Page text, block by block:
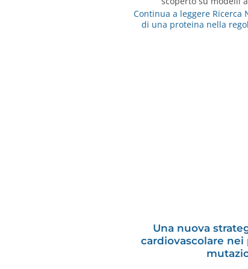
Continua a leggereRicerca
di una proteina nella
Una nuova
cardiovascolare